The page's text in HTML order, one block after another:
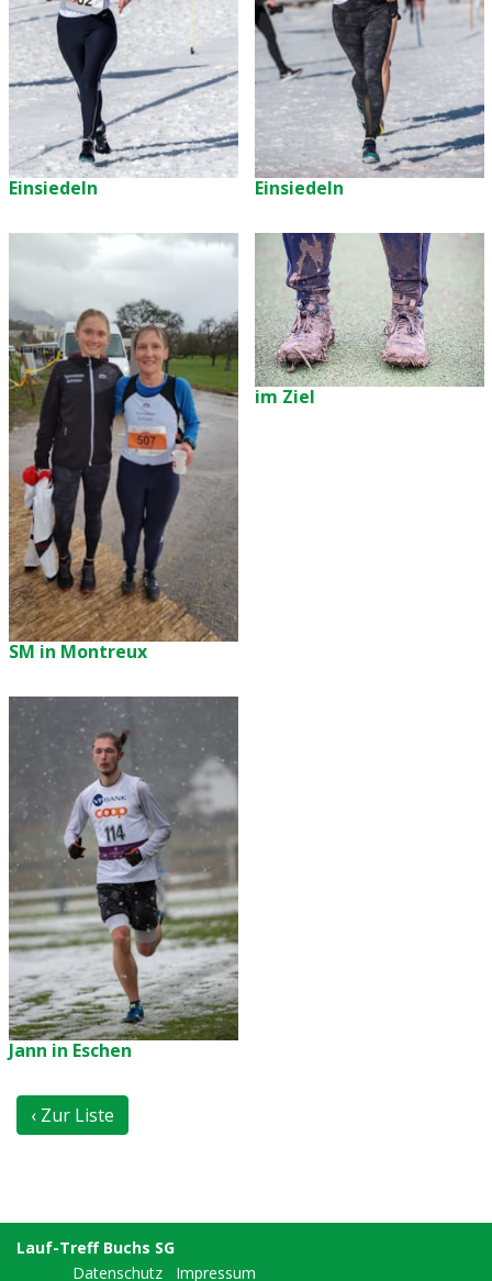
Einsiedeln Einsiedeln
SM in Montreux
im Ziel
Jann in Eschen
‹ Zur Liste
Lauf-Treff Buchs SG
Datenschutz Impressum